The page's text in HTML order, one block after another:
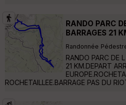
RANDO PARC
BARRAGES 21
Randonnée
RANDO PARC DE
21 KM.DEPART
ROCHETAILLEE.BARRAGE PAS DU